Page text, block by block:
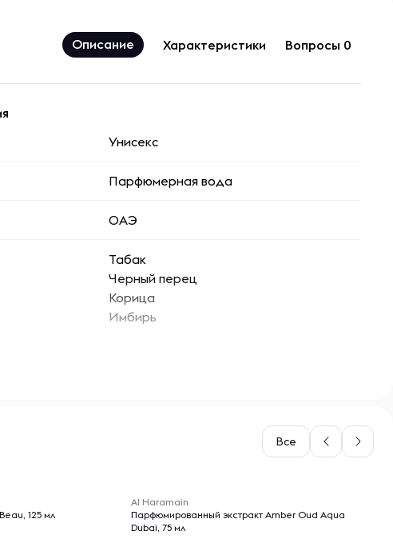
Описание Характеристики Вопросы 0
Унисекс
Парфюмерная вода
ОАЭ
Табак
Черный перец
Корица
Имбирь
Все
125 мл
Al Haramain
Парфюмированный экстракт Amber Oud Aqua
Dubai, 75 мл